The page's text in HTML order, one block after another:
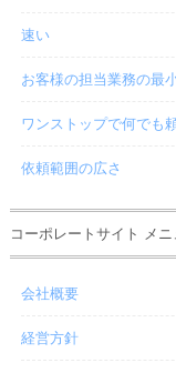
速い
お客様の担当業務の最
ワンストップで何でも
依頼範囲の広さ
コーポレートサイト メニ
会社概要
経営方針